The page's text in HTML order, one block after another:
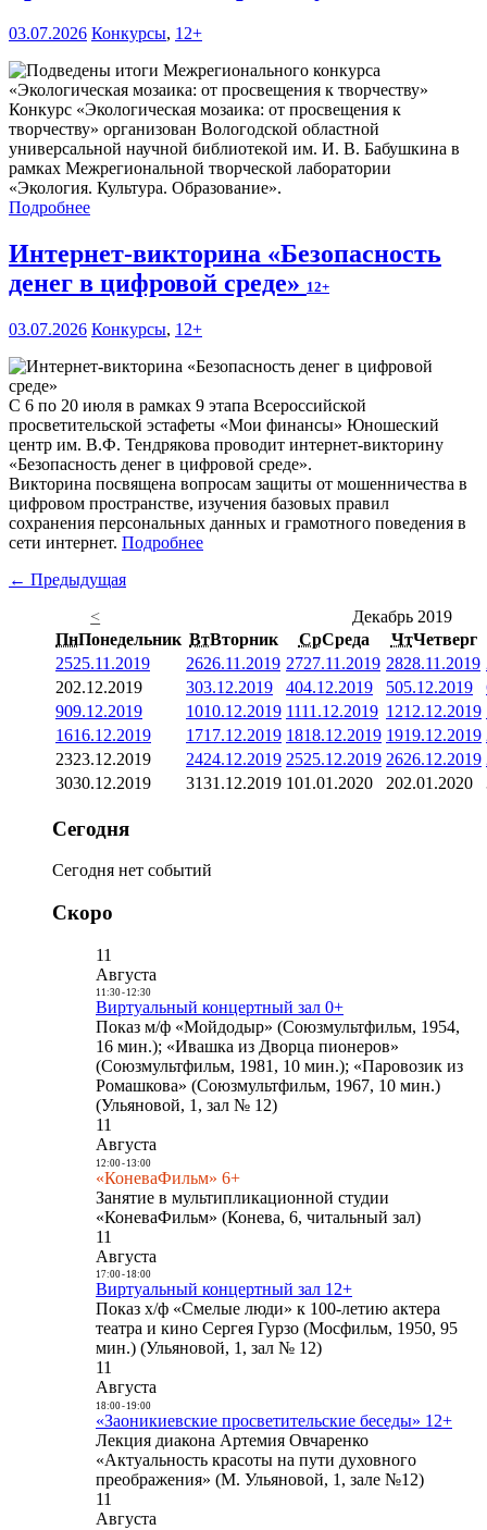
03.07.2026 Конкурсы, 12+
Конкурс «Экологическая мозаика: от просвещения к
творчеству» организован Вологодской областной
универсальной научной библиотекой им. И. В. Бабушкина в
рамках Межрегиональной творческой лаборатории
«Экология. Культура. Образование».
Подробнее
Интернет-викторина «Безопасность
денег в цифровой среде» 12+
03.07.2026 Конкурсы, 12+
С 6 по 20 июля в рамках 9 этапа Всероссийской
просветительской эстафеты «Мои финансы» Юношеский
центр им. В.Ф. Тендрякова проводит интернет-викторину
«Безопасность денег в цифровой среде».
Викторина посвящена вопросам защиты от мошенничества в
цифровом пространстве, изучения базовых правил
сохранения персональных данных и грамотного поведения в
сети интернет. Подробнее
← Предыдущая
<
Декабрь 2019
ПнПонедельник ВтВторник СрСреда ЧтЧетверг
2525.11.2019 2626.11.2019 2727.11.2019 2828.11.2019
202.12.2019 303.12.2019 404.12.2019 505.12.2019
909.12.2019 1010.12.2019 1111.12.2019 1212.12.2019
1616.12.2019 1717.12.2019 1818.12.2019 1919.12.2019
2323.12.2019 2424.12.2019 2525.12.2019 2626.12.2019
3030.12.2019 3131.12.2019 101.01.2020 202.01.2020
Сегодня
Сегодня нет событий
Скоро
11
Августа
11:30- 12:30
Виртуальный концертный зал 0+
Показ м/ф «Мойдодыр» (Союзмультфильм, 1954,
16 мин.); «Ивашка из Дворца пионеров»
(Союзмультфильм, 1981, 10 мин.); «Паровозик из
Ромашкова» (Союзмультфильм, 1967, 10 мин.)
(Ульяновой, 1, зал № 12)
11
Августа
12:00- 13:00
«КоневаФильм» 6+
Занятие в мультипликационной студии
«КоневаФильм» (Конева, 6, читальный зал)
11
Августа
17:00- 18:00
Виртуальный концертный зал 12+
Показ х/ф «Смелые люди» к 100-летию актера
театра и кино Сергея Гурзо (Мосфильм, 1950, 95
мин.) (Ульяновой, 1, зал № 12)
11
Августа
18:00- 19:00
«Заоникиевские просветительские беседы» 12+
Лекция диакона Артемия Овчаренко
«Актуальность красоты на пути духовного
преображения» (М. Ульяновой, 1, зале №12)
11
Августа